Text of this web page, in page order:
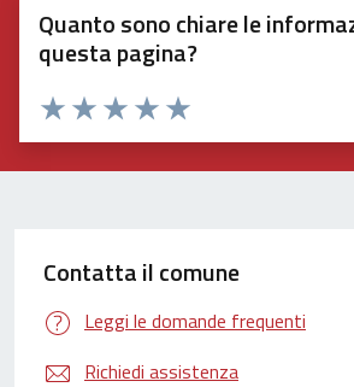
Quanto sono chiare le
questa pagina?
Valuta 5 stelle su 5
Valuta 4 stelle su 5
Valuta 3 stelle su 5
Valuta 2 stelle su 5
Valuta 1 stelle su 5
Contatta il comune
Leggi le domande frequenti
Richiedi assistenza